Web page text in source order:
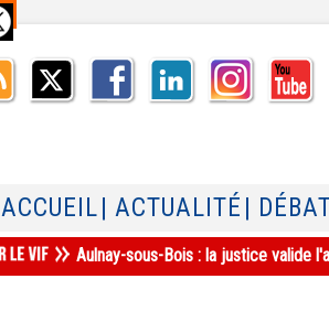
ACCUEIL | ACTUALITÉ |
Aulnay-sous-Bois : la justice valide